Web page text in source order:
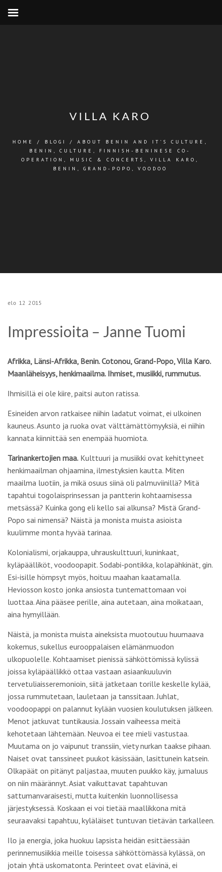
VILLA KARO
HOME / BLOGI / ABOUT BENIN AND IT'S CULTURE
BENIN
CULTURE
FINNISH-BENINESE CO-
OPERATION
MUSIC & CONCERTS
VILLA KARO,
BENIN, GRAND-POPO
VOODOO
elo 12 2015
Impressioita – Janne Tuomi
Afrikka, Länsi-Afrikka, Benin. Cotonou, Grand-Popo, Villa Karo.
Maanläheisyys, henkimaailma. Ihmiset, musiikki, rummutus.
Ihmisillä ei ole kiire, paitsi auton ratissa.
Esineiden arvon ratkaisee niihin ladatut voimat, ei ulkoinen
kauneus. Asunto ja ruoka ovat välttämättömyyksiä, ei niihin
kannata kiinnittää sen enempää huomiota.
Tarinankertojien maa. Kulttuuri ja musiikki ovat kehittyneet
henkimaailman ohjaamina, ilmestyksien kautta. Miten
maailma luotiin, ja mikä osuus siinä oli palmuviinillä? Mitä
tapahtui togolaisprinsessan ja pantterin kohtaamisessa
metsässä? Kuinka gong eli kello sai alkunsa? Mistä Grand-
Popo sai nimensä? Näistä ja monista muista asioista
kuulimme monta hyvää tarinaa.
Kolonialismi, orjakauppa, uhrauskulttuuri, kuninkaat,
kyläpäälliköt, voodoopapit. Sodabi-pontikka, kolapähkinät, gin.
Esi-isille hömpsyt myös, hoituu maahan kaatamalla.
Heviosson kosto jonka ansiosta tuntemattomaan voi
luottaa. Aina pääsee perille, aina autetaan, aina moikataan,
aina hymyillään.
Näistä, ja monista muista aineksista muotoutuu huumaava
kokemus, sukellus eurooppalaisen elämänmuodon
ulkopuolelle. Kohtaamiset pienissä sähköttömissä kylissä
joissa kyläpäällikkö ottaa vastaan asiaankuuluvin
tervetuliaisseremonioin, siitä jatketaan torille keskelle kylää,
jossa rummutetaan, lauletaan ja tanssitaan. Juhlat,
voodoopappi on palannut kylään vuosien koulutuksen jälkeen.
Menot jatkuvat tuntikausia. Jossain vaiheessa meitä
kehotetaan lähtemään. Neuvoa ei tee mieli vastustaa.
Muutama on jo vaipunut transsiin, viety nurkan taakse pihaan.
Naiset ovat tanssineet puukot käsissään, lasittunein katsein.
Olkapäät on pitänyt paljastaa, muuten puukko käy, jumaluus
on niin määrännyt. Asiat vaikuttavat tapahtuvan
sattumanvaraisesti, mutta kuitenkin luonnollisessa
järjestyksessä. Koskaan ei voi tietää maallikkona mitä
seuraavaksi tapahtuu, kyläläiset tuntuvan tietävän tarkalleen.
Ilo ja energia, joka huokuu lapsista heidän esittäessään
perinnemusiikkia meille toisessa sähköttömässä kylässä, on
jotain yhtä uskomatonta. Perinteet ovat elävinä, ei